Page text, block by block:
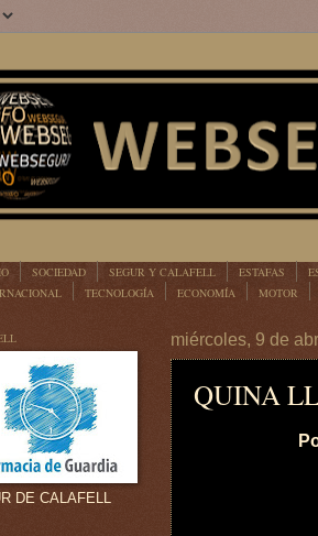
SOCIEDAD SEGUR Y CALAFELL ESTAFAS
TECNOLOGÍA ECONOMÍA MOTOR
miércoles, 9 de
QUINA
DE CALAFELL